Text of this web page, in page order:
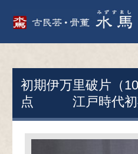
初期伊万里破片
点 江戸時